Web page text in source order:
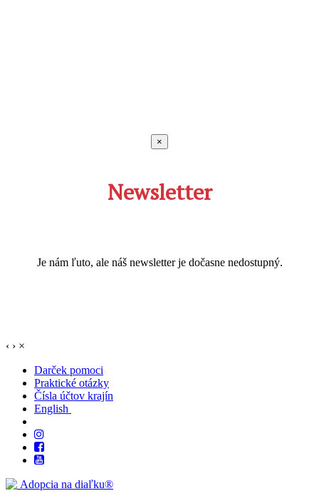
×
Newsletter
Je nám ľuto, ale náš newsletter je dočasne nedostupný.
‹ › ×
Darček pomoci
Praktické otázky
Čísla účtov krajín
English